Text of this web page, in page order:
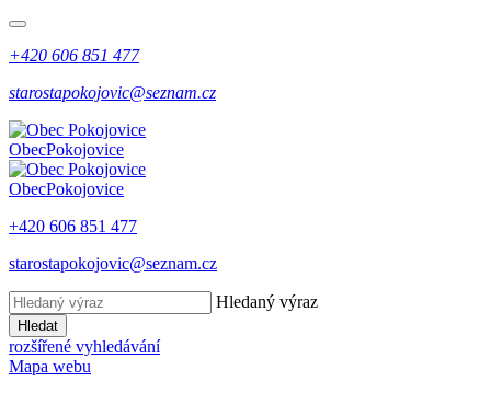
+420 606 851 477
starostapokojovic@seznam.cz
ObecPokojovice
ObecPokojovice
+420 606 851 477
starostapokojovic@seznam.cz
Hledaný výraz
Hledat
rozšířené vyhledávání
Mapa webu